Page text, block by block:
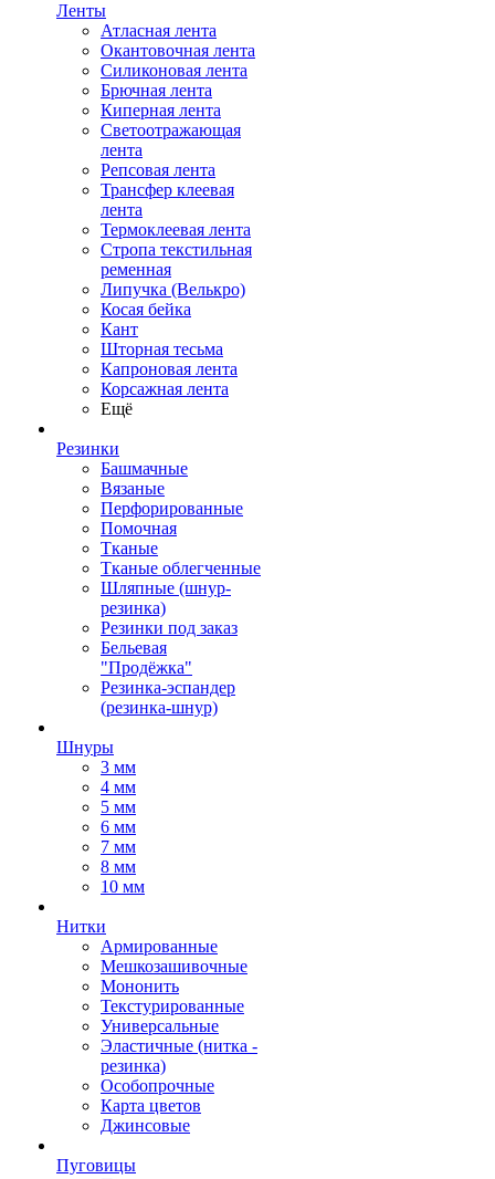
Ленты
Атласная лента
Окантовочная лента
Силиконовая лента
Брючная лента
Киперная лента
Светоотражающая
лента
Репсовая лента
Трансфер клеевая
лента
Термоклеевая лента
Стропа текстильная
ременная
Липучка (Велькро)
Косая бейка
Кант
Шторная тесьма
Капроновая лента
Корсажная лента
Ещё
Резинки
Башмачные
Вязаные
Перфорированные
Помочная
Тканые
Тканые облегченные
Шляпные (шнур-
резинка)
Резинки под заказ
Бельевая
"Продёжка"
Резинка-эспандер
(резинка-шнур)
Шнуры
3 мм
4 мм
5 мм
6 мм
7 мм
8 мм
10 мм
Нитки
Армированные
Мешкозашивочные
Мононить
Текстурированные
Универсальные
Эластичные (нитка -
резинка)
Особопрочные
Карта цветов
Джинсовые
Пуговицы